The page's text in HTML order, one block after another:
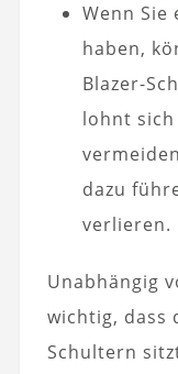
Wenn
haben,
Blazer-
lohnt sich
dazu
verlieren.
Unabhängig
wichtig, dass
Schultern